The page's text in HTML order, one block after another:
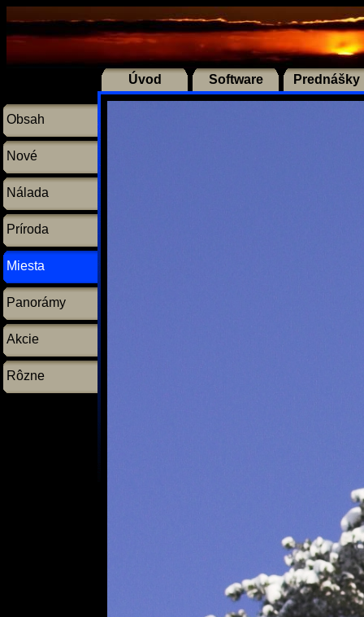
Úvod Software Prednášky
Obsah
Nové
Nálada
Príroda
Miesta
Panorámy
Akcie
Rôzne